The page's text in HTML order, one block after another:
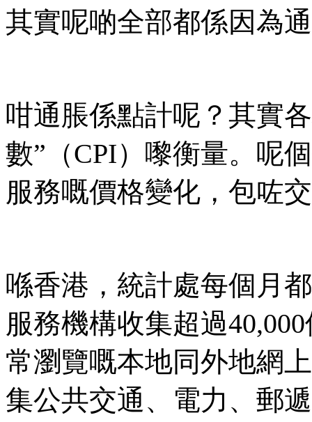
其實呢啲全部都係因為
咁通脹係點計呢？其實
數”（CPI）嚟衡量。呢
服務嘅價格變化，包咗
喺香港，統計處每個月
服務機構收集超過
常瀏覽嘅本地同外地網
集公共交通、電力、郵